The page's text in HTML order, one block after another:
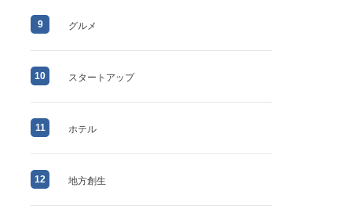
9 グルメ
10 スタートアップ
11 ホテル
12 地方創生